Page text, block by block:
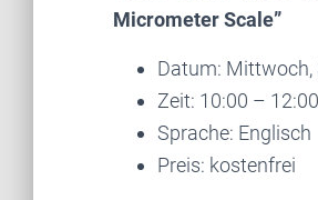
Micrometer Scale”
Datum: Mittwoch,
Zeit: 10:00 –
Sprache: Englisch
Preis: kostenfrei